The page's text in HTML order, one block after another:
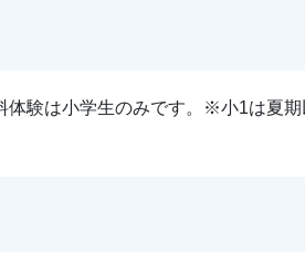
験は小学生のみです。※小1は夏期